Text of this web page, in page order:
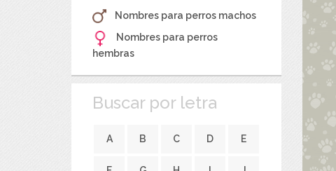
Nombres para perros machos
Nombres para perros
hembras
Buscar por letra
A B C D E